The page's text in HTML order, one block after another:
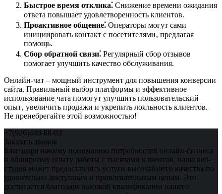
Быстрое время отклика⁚ Снижение времени ожидания
ответа повышает удовлетворенность клиентов.
Проактивное общение⁚ Операторы могут сами
инициировать контакт с посетителями‚ предлагая
помощь.
Сбор обратной связи⁚ Регулярный сбор отзывов
помогает улучшить качество обслуживания.
Онлайн-чат – мощный инструмент для повышения конверсии
сайта. Правильный выбор платформы и эффективное
использование чата помогут улучшить пользовательский
опыт‚ увеличить продажи и укрепить лояльность клиентов.
Не пренебрегайте этой возможностью!
+7(926)440-88-03
Заказать звонок
Благодаря нашему пониманию потребностей онлайн-бизнеса
и обширному опыту работы с тысячами клиентов, наша веб-
студия может предоставлять услуги высочайшего качества по
удивительно доступным и привлекательным ценам. Это
достигается благодаря высокой квалификации нашего